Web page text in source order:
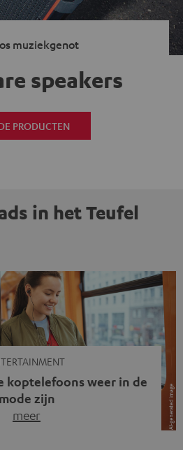
muziekgenot
speakers
PRODUCTEN
in het Teufel
koptelefoons weer in de
mode zijn
meer